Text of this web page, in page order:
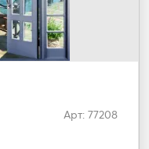
Арт: 77208